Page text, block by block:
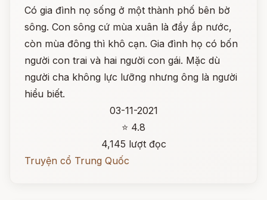
Có gia đình nọ sống ở một thành phố bên bờ
sông. Con sông cứ mùa xuân là đầy ắp nước,
còn mùa đông thì khô cạn. Gia đình họ có bốn
người con trai và hai người con gái. Mặc dù
người cha không lực lưỡng nhưng ông là người
hiểu biết.
03-11-2021
⭐ 4.8
4,145 lượt đọc
Truyện cổ Trung Quốc